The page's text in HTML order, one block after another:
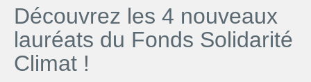
Découvrez les 4 nouveaux
lauréats du Fonds Solidarité
Climat !